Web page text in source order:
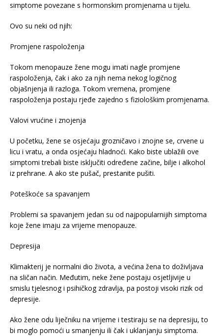
simptome povezane s hormonskim promjenama u tijelu.
Ovo su neki od njih:
Promjene raspoloženja
Tokom menopauze žene mogu imati nagle promjene
raspoloženja, čak i ako za njih nema nekog logičnog
objašnjenja ili razloga. Tokom vremena, promjene
raspoloženja postaju rjeđe zajedno s fiziološkim promjenama.
Valovi vrućine i znojenja
U početku, žene se osjećaju grozničavo i znojne se, crvene u
licu i vratu, a onda osjećaju hladnoći. Kako biste ublažili ove
simptomi trebali biste isključiti određene začine, bilje i alkohol
iz prehrane. A ako ste pušač, prestanite pušiti.
Poteškoće sa spavanjem
Problemi sa spavanjem jedan su od najpopularnijih simptoma
koje žene imaju za vrijeme menopauze.
Depresija
Klimakterij je normalni dio života, a većina žena to doživljava
na sličan način. Međutim, neke žene postaju osjetljivije u
smislu tjelesnog i psihičkog zdravlja, pa postoji visoki rizik od
depresije.
Ako žene odu liječniku na vrijeme i testiraju se na depresiju, to
bi moglo pomoći u smanjenju ili čak i uklanjanju simptoma.